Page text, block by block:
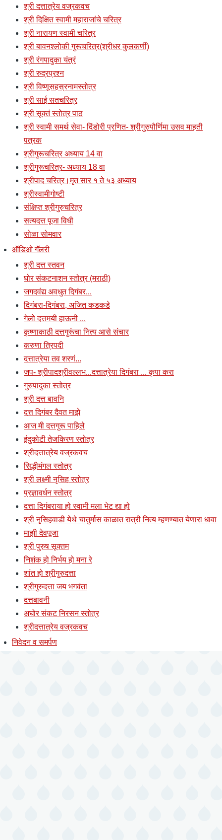
श्री दत्तात्रेय वज्रकवच
श्री दिक्षित स्वामी महाराजांचे चरित्र
श्री नारायण स्वामी चरित्र
श्री बावनश्लोकी गुरूचरित्र(श्रीधर कुलकर्णी)
श्री रंगपादुका यंत्रं
श्री रुद्रप्रश्न
श्री विष्णूसहस्रनामस्तोत्र
श्री साई सतचरित्र
श्री सूक्तं स्तोत्र पाठ
श्री स्वामी समर्थ सेवा- दिंडोरी प्रणित- श्रीगुरुपौर्णिमा उसव माहती
पत्रक
श्रीगुरूचरित्र अध्याय 14 वा
श्रीगुरूचरित्र- अध्याय 18 वा
श्रीपाद चरित्र।मृत सार १ ते ५३ अध्याय
श्रीस्वामीगोष्टी
संक्षिप्त श्रीगुरुचरित्र
सत्यदत्त पूजा विधी
सोळा सोमवार
ऑडिओ गॅलरी
श्री दत्त स्तवन
घोर संकटनाशन स्तोत्र (मराठी)
जगदवंद्य अवधुत दिगंबर...
दिगंबरा-दिगंबरा, अजित कडकडे
गेलो दत्तमयी हाऊनी ...
कृष्णाकाठी दत्तगुरूंचा नित्य आसे संचार
करुणा त्रिपदी
दत्तात्रेया तव शरणं...
जप- श्रीपादश्रीवल्लभ...दत्तात्रेया दिगंबरा ... कृपा करा
गुरुपादुका स्तोत्र
श्री दत्त बावनि
दत्त दिगंबर दैवत माझे
आज मी दत्तगुरू पाहिले
इंदुकोटी तेजकिरण स्तोत्र
श्रीदत्तात्रेय वज्रकवच
सिद्धीमंगल स्तोत्र
श्री लक्ष्मी नृसिह स्तोत्र
प्रज्ञावर्धन स्तोत्र
दत्ता दिगंबराया हो स्वामी मला भेट द्या हो
श्री नृसिहवाडी येथे चातुर्मास काळात रात्री नित्य म्हणण्यात येणारा धावा
माझी देवपूजा
श्री पुरुष सूक्तम
निशंक हो निर्भय हो मना रे
शांत हो श्रीगुरुदत्ता
श्रीगुरुदत्ता जय भगवंता
दत्तबावनी
अघोर संकट निरसन स्तोत्र
श्रीदत्तात्रेय वज्रकवच
निवेदन व समर्पण